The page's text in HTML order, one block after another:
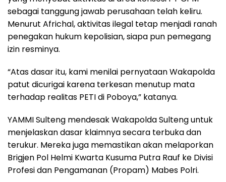
sebagai tanggung jawab perusahaan telah keliru.
Menurut Africhal, aktivitas ilegal tetap menjadi ranah
penegakan hukum kepolisian, siapa pun pemegang
izin resminya.
“Atas dasar itu, kami menilai pernyataan Wakapolda
patut dicurigai karena terkesan menutup mata
terhadap realitas PETI di Poboya,” katanya.
YAMMI Sulteng mendesak Wakapolda Sulteng untuk
menjelaskan dasar klaimnya secara terbuka dan
terukur. Mereka juga memastikan akan melaporkan
Brigjen Pol Helmi Kwarta Kusuma Putra Rauf ke Divisi
Profesi dan Pengamanan (Propam) Mabes Polri.